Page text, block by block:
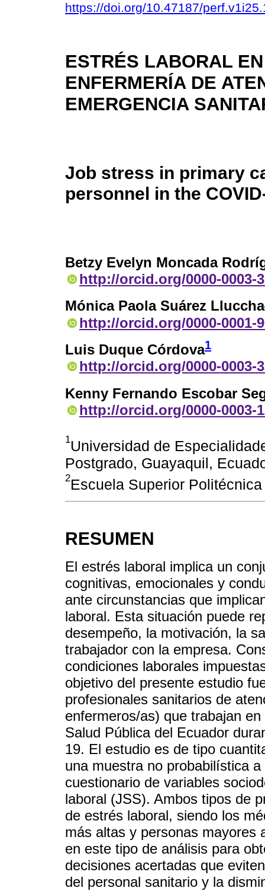
https://doi.org/10.47187/
ESTRÉS LABORAL
ENFERMERÍA DE
EMERGENCIA
Job stress in primary
personnel in the
Betzy Evelyn Moncada
http://orcid.org/0000-0003-
Mónica Paola Suárez Lluccha
http://orcid.org/0000-0001-
Luis Duque Córdova1
http://orcid.org/0000-0003-
Kenny Fernando Escobar
http://orcid.org/0000-0003-
1Universidad de
Postgrado, Guayaquil,
2Escuela Superior
RESUMEN
El estrés laboral implica un
cognitivas, emocionales y
ante circunstancias que
laboral. Esta situación puede
desempeño, la motivación, la
trabajador con la empresa.
condiciones laborales
objetivo del presente estudio
profesionales sanitarios de
enfermeros/as) que trabajan
Salud Pública del Ecuador
19. El estudio es de tipo
una muestra no probabilística
cuestionario de variables
laboral (JSS). Ambos tipos de
de estrés laboral, siendo los
más altas y personas mayores
en este tipo de análisis para
decisiones acertadas que
del personal sanitario y la